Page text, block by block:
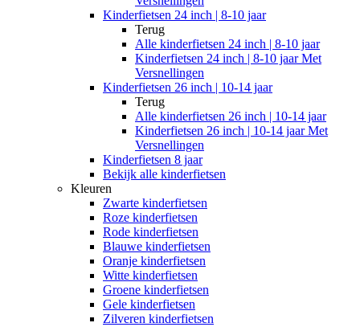
Kinderfietsen 24 inch | 8-10 jaar
Terug
Alle kinderfietsen 24 inch | 8-10 jaar
Kinderfietsen 24 inch | 8-10 jaar Met
Versnellingen
Kinderfietsen 26 inch | 10-14 jaar
Terug
Alle kinderfietsen 26 inch | 10-14 jaar
Kinderfietsen 26 inch | 10-14 jaar Met
Versnellingen
Kinderfietsen 8 jaar
Bekijk alle kinderfietsen
Kleuren
Zwarte kinderfietsen
Roze kinderfietsen
Rode kinderfietsen
Blauwe kinderfietsen
Oranje kinderfietsen
Witte kinderfietsen
Groene kinderfietsen
Gele kinderfietsen
Zilveren kinderfietsen